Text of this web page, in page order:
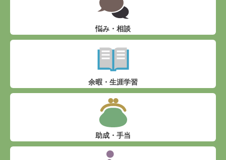
悩み・相談
余暇・生涯学習
助成・手当